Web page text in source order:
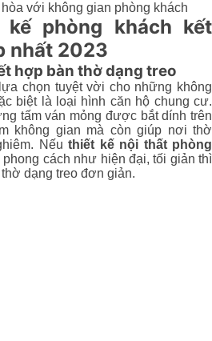
với không gian phòng khách
phòng khách kết
nhất 2023
hợp bàn thờ dạng treo
chọn tuyệt vời cho những không
biệt là loại hình căn hộ chung cư.
tấm ván mỏng được bắt dính trên
không gian mà còn giúp nơi thờ
Nếu thiết kế nội thất phòng
cách như hiện đại, tối giản thì
dạng treo đơn giản.